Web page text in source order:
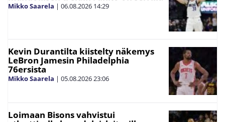
Mikko Saarela | 06.08.2026 14:29
Kevin Durantilta kiistelty näkemys
LeBron Jamesin Philadelphia
76ersista
Mikko Saarela | 05.08.202623:06
Loimaan Bisons vahvistui